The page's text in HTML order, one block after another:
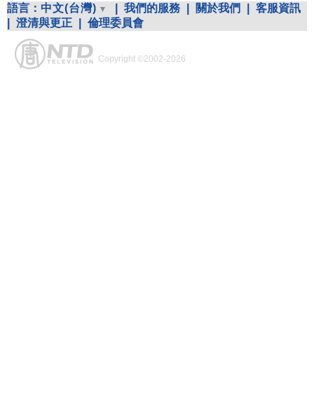
語言： 中文(台灣) 我們的服務 關於我們
客服資訊
澄清與更正 倫理委員會
Copyright ©2002-2026